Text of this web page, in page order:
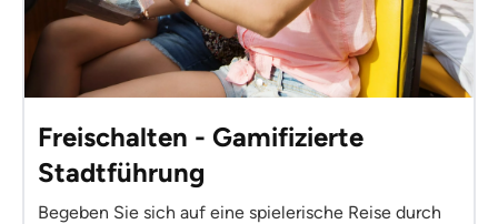
Freischalten - Gamifizierte
Stadtführung
Begeben Sie sich auf eine spielerische Reise durch